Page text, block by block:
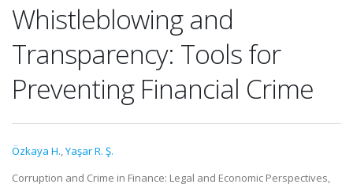
Whistleblowing and
Transparency: Tools for
Preventing Financial Crime
Özkaya H.,Yaşar R. Ş.
Corruption and Crime in Finance: Legal and Economic Perspectives,